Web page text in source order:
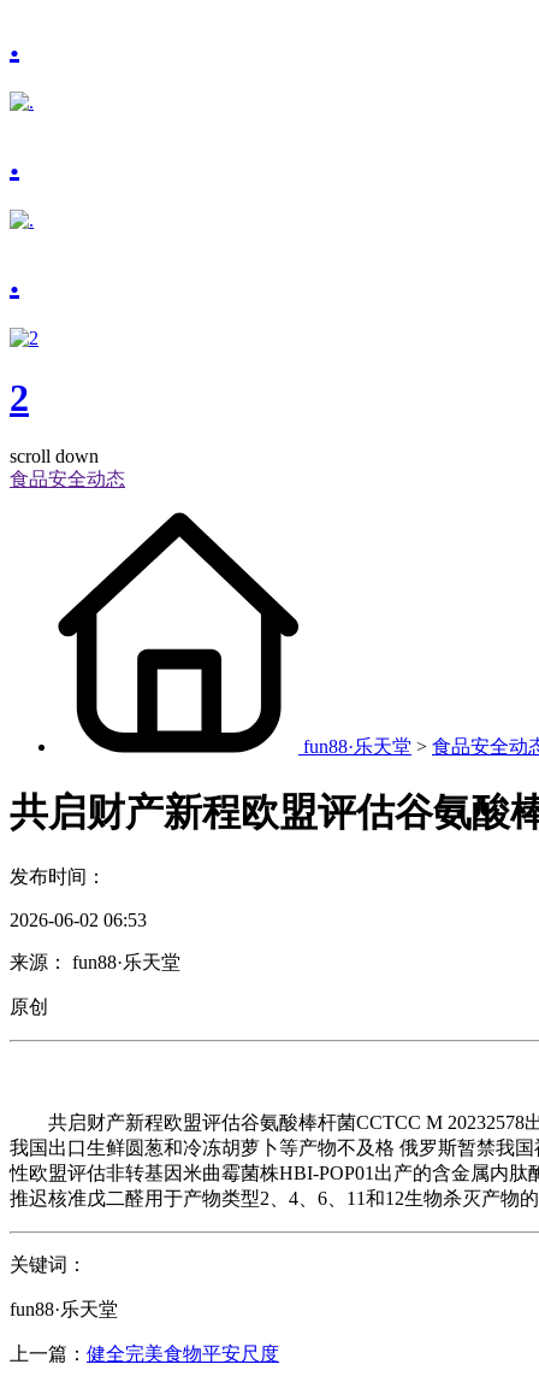
.
.
.
2
scroll down
食品安全动态
fun88·乐天堂 > 食品安全动
共启财产新程欧盟评估谷氨酸
发布时间：
2026-06-02 06:53
来源： fun88·乐天堂
原创
共启财产新程欧盟评估谷氨酸棒杆菌CCTCC M 20232578
我国出口生鲜圆葱和冷冻胡萝卜等产物不及格 俄罗斯暂禁我
性欧盟评估非转基因米曲霉菌株HBI-POP01出产的含金属内
推迟核准戊二醛用于产物类型2、4、6、11和12生物杀灭产物
关键词：
fun88·乐天堂
上一篇： 健全完美食物平安尺度